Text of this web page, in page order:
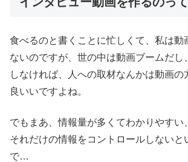
食べるのと書くことに忙しくて、私は動
ないのですが、世の中は動画ブームだし
しなければ、人への取材なんかは動画の
良いいですよね。
でもまあ、情報量が多くてわかりやすい
それだけの情報をコントロールしないと
で…